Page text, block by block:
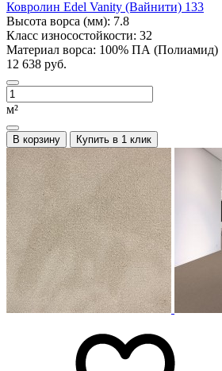
Ковролин Edel Vanity (Вайнити) 133
Высота ворса (мм): 7.8
Класс износостойкости: 32
Материал ворса: 100% ПА (Полиамид)
12 638 руб.
м²
В корзину Купить в 1 клик